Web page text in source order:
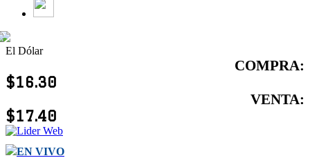
El Dólar
COMPRA:
$16.30
VENTA:
$17.40
EN VIVO